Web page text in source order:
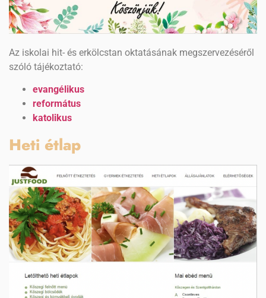
Az iskolai hit- és erkölcstan oktatásának megszervezéséről
szóló tájékoztató:
evangélikus
református
katolikus
Heti étlap